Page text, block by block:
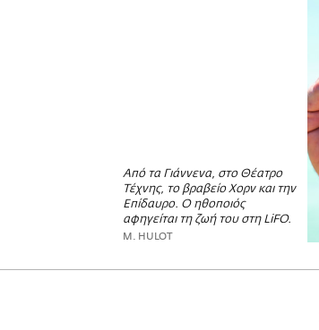
Από τα Γιάννενα, στο Θέατρο
Τέχνης, το βραβείο Χορν και την
Επίδαυρο. Ο ηθοποιός
αφηγείται τη ζωή του στη LiFO.
M. HULOT